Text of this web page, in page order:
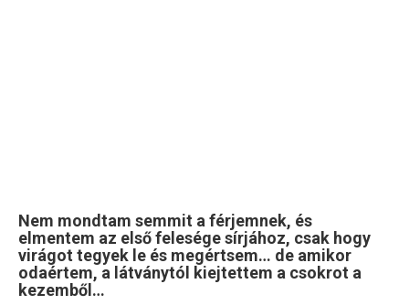
Nem mondtam semmit a férjemnek, és
elmentem az első felesége sírjához, csak hogy
virágot tegyek le és megértsem… de amikor
odaértem, a látványtól kiejtettem a csokrot a
kezemből…